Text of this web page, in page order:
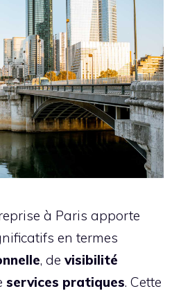
à Paris apporte
en termes
, de visibilité
services pratiques. Cette